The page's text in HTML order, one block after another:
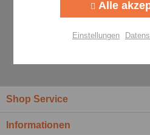
Shop Service
Informationen
Personalisierung
Alle
Einstellungen